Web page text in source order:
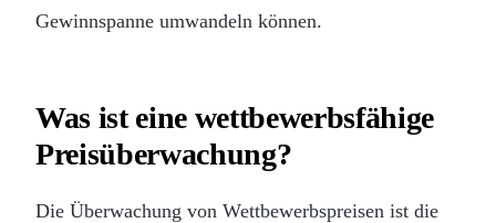
Gewinnspanne umwandeln können.
Was ist eine wettbewerbsfähige
Preisüberwachung?
Die Überwachung von Wettbewerbspreisen ist die